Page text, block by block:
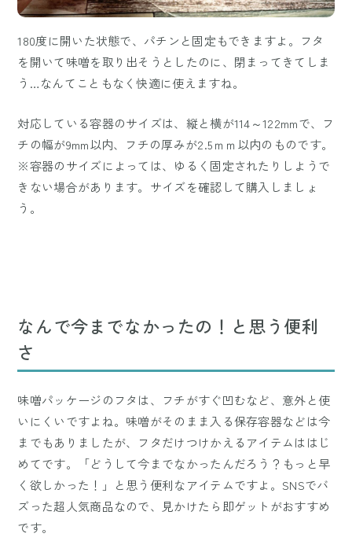
180度に開いた状態で、パチンと固定もできますよ。フタ
を開いて味噌を取り出そうとしたのに、閉まってきてしま
う…なんてこともなく快適に使えますね。
対応している容器のサイズは、縦と横が114～122mmで、フ
チの幅が9mm以内、フチの厚みが2.5ｍｍ以内のものです。
※容器のサイズによっては、ゆるく固定されたりしようで
きない場合があります。サイズを確認して購入しましょ
う。
なんで今までなかったの！と思う便利
さ
味噌パッケージのフタは、フチがすぐ凹むなど、意外と使
いにくいですよね。味噌がそのまま入る保存容器などは今
までもありましたが、フタだけつけかえるアイテムははじ
めてです。「どうして今までなかったんだろう？もっと早
く欲しかった！」と思う便利なアイテムですよ。SNSでバ
ズった超人気商品なので、見かけたら即ゲットがおすすめ
です。